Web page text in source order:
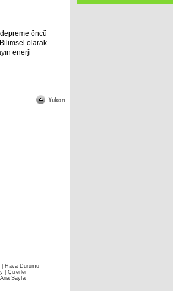
öncü
olarak
enerji
Hava Durumu
Çizerler
Ana Sayfa